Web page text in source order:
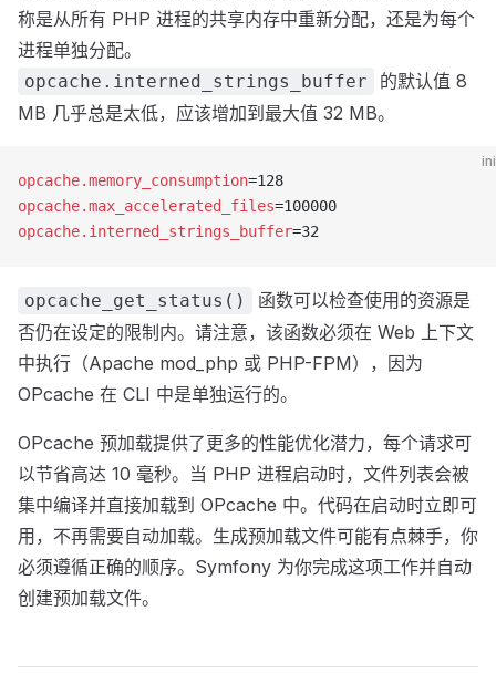
称是从所有 PHP 进程的共享内存中重新分配，还是为每个
进程单独分配。
opcache.interned_strings_buffer
的默认值 8
MB 几乎总是太低，应该增加到最大值 32 MB。
ini
opcache.memory_consumption=128
opcache.max_accelerated_files=100000
opcache.interned_strings_buffer=32
opcache_get_status()
函数可以检查使用的资源是
否仍在设定的限制内。请注意，该函数必须在 Web 上下文
中执行（Apache mod_php 或 PHP-FPM），因为
OPcache 在 CLI 中是单独运行的。
OPcache 预加载提供了更多的性能优化潜力，每个请求可
以节省高达 10 毫秒。当 PHP 进程启动时，文件列表会被
集中编译并直接加载到 OPcache 中。代码在启动时立即可
用，不再需要自动加载。生成预加载文件可能有点棘手，你
必须遵循正确的顺序。Symfony 为你完成这项工作并自动
创建预加载文件。